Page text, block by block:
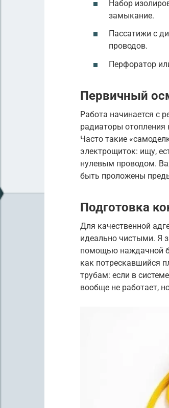
Набор
замыкание.
Пассатижи с
проводов.
Перфоратор
Первичный
Работа начинается с
радиаторы отопления
Часто такие
электрощиток: ищу,
нулевым проводом.
быть проложены
Подготовка
Для качественной
идеально чистыми. Я
помощью наждачной
как потрескавшийся
трубам: если в
вообще не работает,